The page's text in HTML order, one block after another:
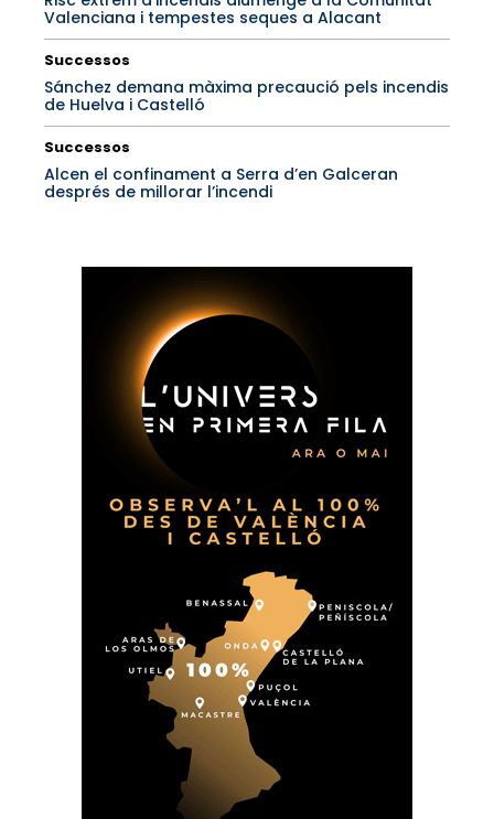
Valenciana i tempestes seques a Alacant
Successos
Sánchez demana màxima precaució pels incendis
de Huelva i Castelló
Successos
Alcen el confinament a Serra d’en Galceran
després de millorar l’incendi